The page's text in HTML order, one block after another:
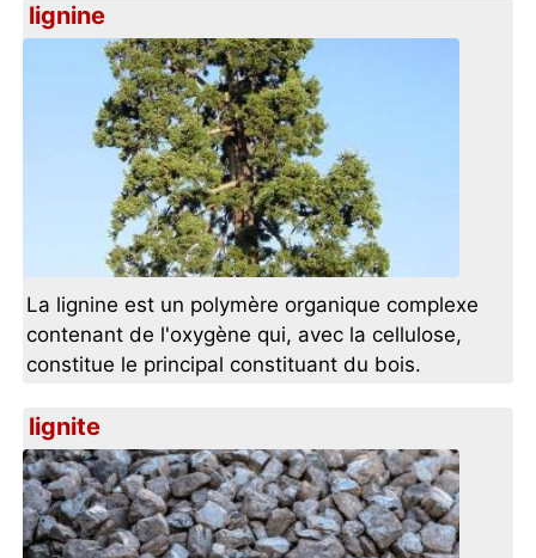
lignine
La lignine est un polymère organique complexe
contenant de l'oxygène qui, avec la cellulose,
constitue le principal constituant du bois.
lignite